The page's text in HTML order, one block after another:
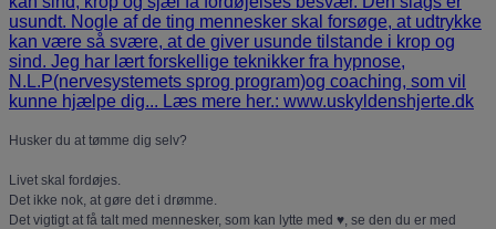
Husker du at tømme dig selv?
Livet skal fordøjes.
Det ikke nok, at gøre det i drømme.
Det vigtigt at få talt med mennesker, som kan lytte med ♥️, se den du er med